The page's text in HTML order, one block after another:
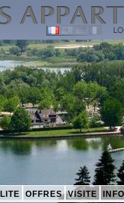
OFFRES VISITE